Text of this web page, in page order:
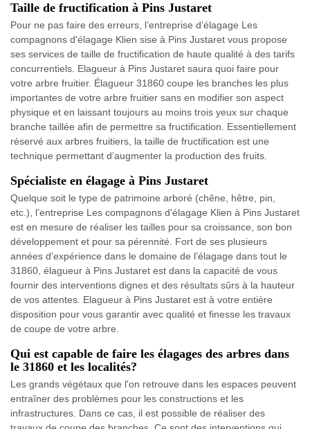
Taille de fructification à Pins Justaret
Pour ne pas faire des erreurs, l’entreprise d’élagage Les
compagnons d'élagage Klien sise à Pins Justaret vous propose
ses services de taille de fructification de haute qualité à des tarifs
concurrentiels. Elagueur à Pins Justaret saura quoi faire pour
votre arbre fruitier. Élagueur 31860 coupe les branches les plus
importantes de votre arbre fruitier sans en modifier son aspect
physique et en laissant toujours au moins trois yeux sur chaque
branche taillée afin de permettre sa fructification. Essentiellement
réservé aux arbres fruitiers, la taille de fructification est une
technique permettant d’augmenter la production des fruits.
Spécialiste en élagage à Pins Justaret
Quelque soit le type de patrimoine arboré (chêne, hêtre, pin,
etc.), l’entreprise Les compagnons d'élagage Klien à Pins Justaret
est en mesure de réaliser les tailles pour sa croissance, son bon
développement et pour sa pérennité. Fort de ses plusieurs
années d’expérience dans le domaine de l’élagage dans tout le
31860, élagueur à Pins Justaret est dans la capacité de vous
fournir des interventions dignes et des résultats sûrs à la hauteur
de vos attentes. Elagueur à Pins Justaret est à votre entière
disposition pour vous garantir avec qualité et finesse les travaux
de coupe de votre arbre.
Qui est capable de faire les élagages des arbres dans
le 31860 et les localités?
Les grands végétaux que l'on retrouve dans les espaces peuvent
entraîner des problèmes pour les constructions et les
infrastructures. Dans ce cas, il est possible de réaliser des